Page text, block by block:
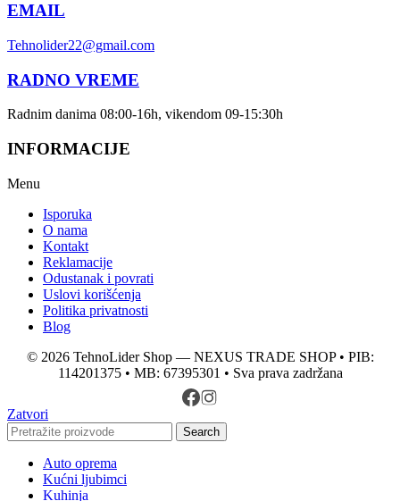
EMAIL
Tehnolider22@gmail.com
RADNO VREME
Radnim danima 08:00-16h, vikendom 09-15:30h
INFORMACIJE
Menu
Isporuka
O nama
Kontakt
Reklamacije
Odustanak i povrati
Uslovi korišćenja
Politika privatnosti
Blog
© 2026 TehnoLider Shop — NEXUS TRADE SHOP • PIB:
114201375 • MB: 67395301 • Sva prava zadržana
Zatvori
Search
Auto oprema
Kućni ljubimci
Kuhinja